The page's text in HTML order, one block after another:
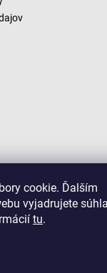
cookie. Ďalším
vyjadrujete
tu.